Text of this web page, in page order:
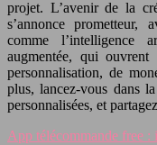
projet. L’avenir de la
s’annonce prometteur,
comme l’intelligence
augmentée, qui
personnalisation, de
plus, lancez-vous dans
personnalisées, et
App télécommande free :